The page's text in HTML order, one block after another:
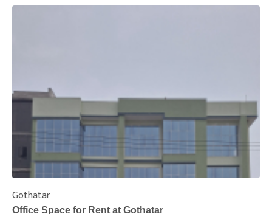
Gothatar
Office Space for Rent at Gothatar